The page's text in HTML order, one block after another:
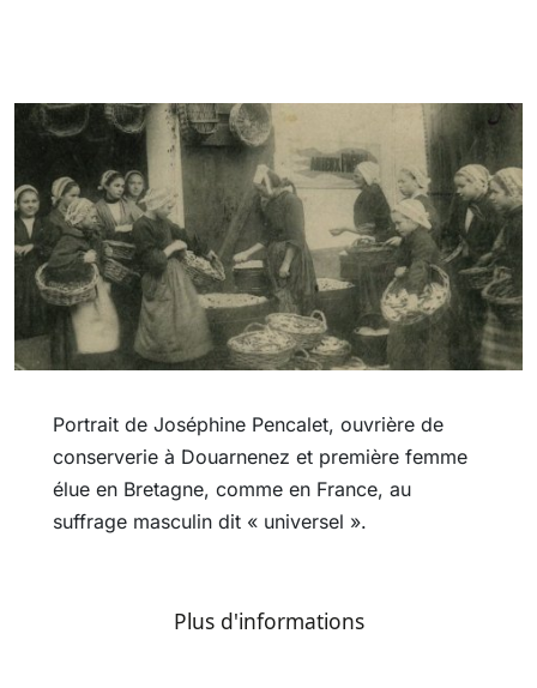
Portrait de Joséphine Pencalet, ouvrière de
conserverie à Douarnenez et première femme
élue en Bretagne, comme en France, au
suffrage masculin dit « universel ».
Plus d'informations